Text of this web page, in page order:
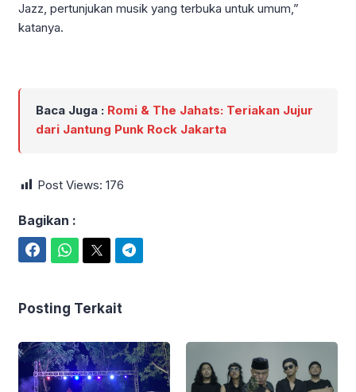
Jazz, pertunjukan musik yang terbuka untuk umum,”
katanya.
Baca Juga : Romi & The Jahats: Teriakan Jujur
dari Jantung Punk Rock Jakarta
Post Views: 176
Bagikan :
Posting Terkait